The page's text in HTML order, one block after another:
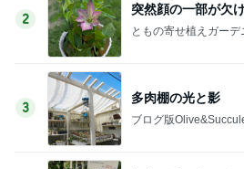
2
突然顔の一部が欠
ともの寄せ植えガーデ
3
多肉棚の光と影
ブログ版